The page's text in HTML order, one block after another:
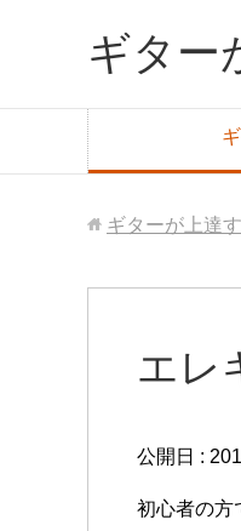
ギター
ギターが上達
エレ
公開日 :
初心者の方